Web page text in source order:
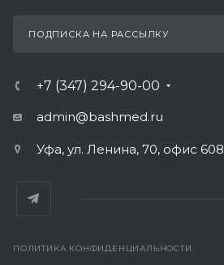
ПОДПИСКА НА РАССЫЛКУ
+7 (347) 294-90-00
admin@bashmed.ru
Уфа, ул. Ленина, 70, офис 608
ПОЛИТИКА КОНФИДЕНЦИАЛЬНОСТИ